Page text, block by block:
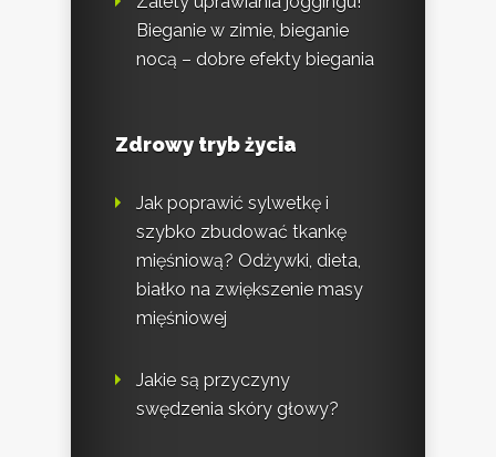
Bieganie w zimie, bieganie
nocą – dobre efekty biegania
Zdrowy tryb życia
Jak poprawić sylwetkę i
szybko zbudować tkankę
mięśniową? Odżywki, dieta,
białko na zwiększenie masy
mięśniowej
Jakie są przyczyny
swędzenia skóry głowy?